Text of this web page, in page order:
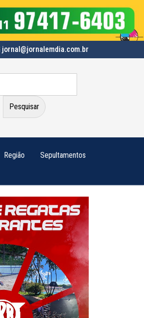
jornal@jornalemdia.com.br
Região Sepultamentos